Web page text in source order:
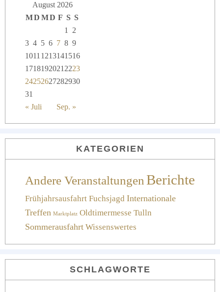
August 2026
MD MD F S S
1
2
3 4 5 6 7 8 9
1011 1213141516
1718192021 2223
24252627282930
31
« Juli
Sep. »
KATEGORIEN
Andere Veranstaltungen Berichte
Frühjahrsausfahrt Fuchsjagd Internationale
Treffen Marktplatz Oldtimermesse Tulln
Sommerausfahrt Wissenswertes
SCHLAGWORTE